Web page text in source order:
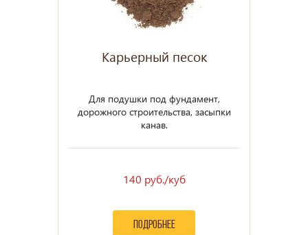
Карьерный песок
Для подушки под фундамент,
дорожного строительства, засыпки
канав.
140 руб./куб
подробнее